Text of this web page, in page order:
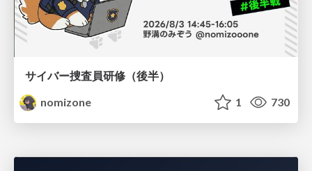
サイバー捜査員研修（後半）
nomizone
1 730